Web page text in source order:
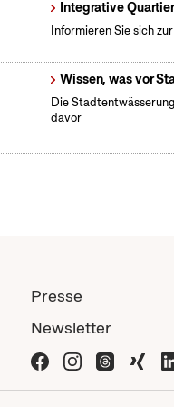
Integrative
Informieren Sie sich
Wissen, was vor
Die
davor
Presse
Newsletter